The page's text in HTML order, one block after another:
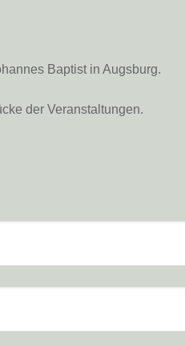
Baptist in Augsburg.
der Veranstaltungen.